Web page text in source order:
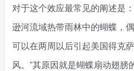
对于这个效应最常见的阐述是
逊河流域热带雨林中的蝴蝶，
可以在两周以后引起美国得克
风。”其原因就是蝴蝶扇动翅膀